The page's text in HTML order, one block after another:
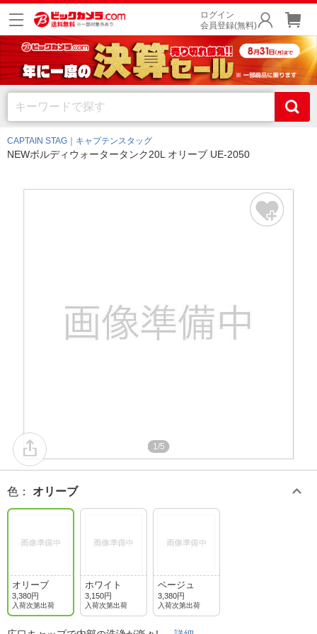
ログイン
会員登録(無料)
CAPTAIN STAG｜キャプテンスタッグ
NEWボルディウォータータンク20L オリーブ UE-2050
1/5
色 ： オリーブ
オリーブ
3,380円
入荷次第出荷
ホワイト
3,150円
入荷次第出荷
ベージュ
3,380円
入荷次第出荷